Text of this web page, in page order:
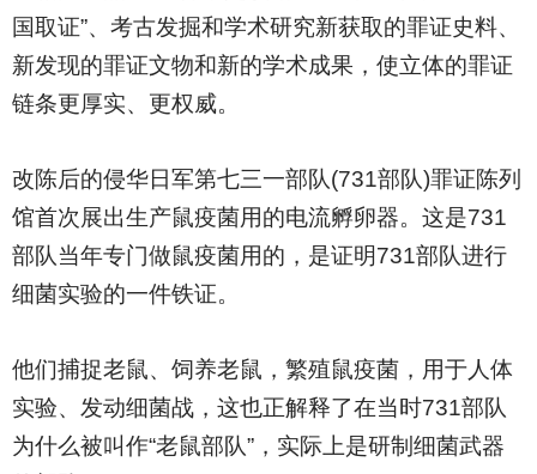
国取证”、考古发掘和学术研究新获取的罪证史料、
新发现的罪证文物和新的学术成果，使立体的罪证
链条更厚实、更权威。
改陈后的侵华日军第七三一部队(731部队)罪证陈列
馆首次展出生产鼠疫菌用的电流孵卵器。这是731
部队当年专门做鼠疫菌用的，是证明731部队进行
细菌实验的一件铁证。
他们捕捉老鼠、饲养老鼠，繁殖鼠疫菌，用于人体
实验、发动细菌战，这也正解释了在当时731部队
为什么被叫作“老鼠部队”，实际上是研制细菌武器